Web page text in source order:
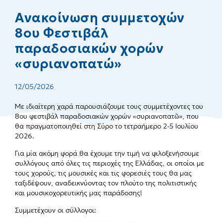
Ανακοίνωση συμμετοχών
8ου Φεστιβάλ
παραδοσιακών χορών
«συριανοπατώ»
12/05/2026
Με ιδιαίτερη χαρά παρουσιάζουμε τους συμμετέχοντες του
8ου φεστιβάλ παραδοσιακών χορών «συριανοπατῶ», που
θα πραγματοποιηθεί στη Σύρο το τετραήμερο 2-5 Ιουλίου
2026.
Για μία ακόμη φορά θα έχουμε την τιμή να φιλοξενήσουμε
συλλόγους από όλες τις περιοχές της Ελλάδας, οι οποίοι με
τους χορούς, τις μουσικές και τις φορεσιές τους θα μας
ταξιδέψουν, αναδεικνύοντας τον πλούτο της πολιτιστικής
και μουσικοχορευτικής μας παράδοσης!
Συμμετέχουν οι σύλλογοι: